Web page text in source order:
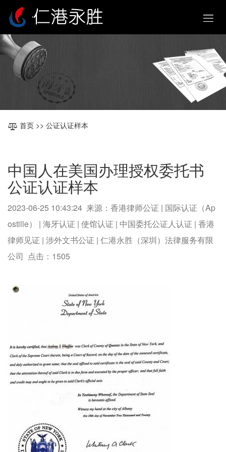
首页 >> 公证认证样本
中国人在美国办理授权委托书
公证认证样本
2023-06-25 10:43:24 来源：香港律师公证 | 国际认证（Ap
ostille） | 海牙认证 | 使馆认证 | 中国委托公证人认证 | 香港
律师见证 | 涉外文书公证 | 仁港永胜（深圳）法律服务有限
公司 点击： 1505